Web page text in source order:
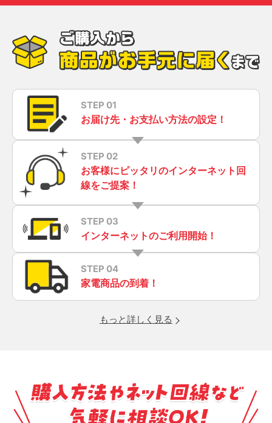
STEP 01
お届け先・お支払い方法の設定！
STEP 02
お客様にピッタリのインターネット回
線をご提案！
STEP 03
インターネットのご利用開始！
STEP 04
家電商品の到着！
もっと詳しく見る